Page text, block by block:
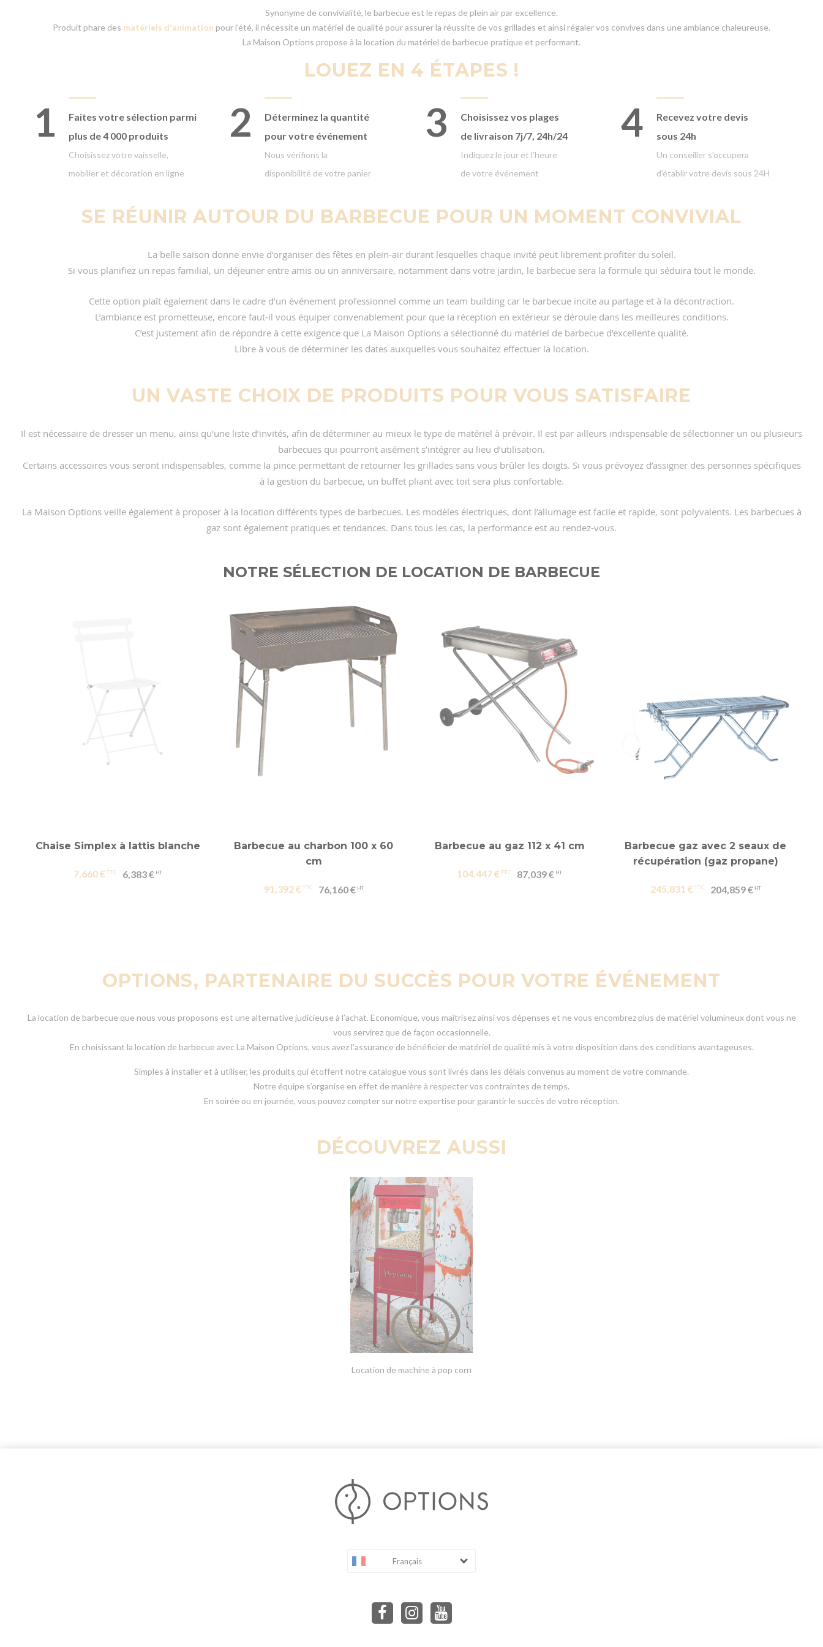
Synonyme de convivialité, le barbecue est le repas de plein air par excellence.
Produit phare des matériels d'animation pour l'été, il nécessite un matériel de qualité pour assurer la réussite de vos grillades et ainsi régaler vos convives dans une ambiance chaleureuse.
La Maison Options propose à la location du matériel de barbecue pratique et performant.
LOUEZ EN 4 ÉTAPES !
1 Faites votre sélection parmi
plus de 4 000 produits
Choisissez votre vaisselle,
mobilier et décoration en ligne
2
Déterminez la quantité
pour votre événement
Nous vérifions la
disponibilité de votre panier
3
Choisissez vos plages
de livraison 7j/7, 24h/24
Indiquez le jour et l’heure
de votre événement
4
Recevez votre devis
sous 24h
Un conseiller s'occupera
d'établir votre devis sous 24H
SE RÉUNIR AUTOUR DU BARBECUE POUR UN MOMENT CONVIVIAL
La belle saison donne envie d’organiser des fêtes en plein-air durant lesquelles chaque invité peut librement profiter du soleil.
Si vous planifiez un repas familial, un déjeuner entre amis ou un anniversaire, notamment dans votre jardin, le barbecue sera la formule qui séduira tout le monde.
Cette option plaît également dans le cadre d’un événement professionnel comme un team building car le barbecue incite au partage et à la décontraction.
L’ambiance est prometteuse, encore faut-il vous équiper convenablement pour que la réception en extérieur se déroule dans les meilleures conditions.
C’est justement afin de répondre à cette exigence que La Maison Options a sélectionné du matériel de barbecue d’excellente qualité.
Libre à vous de déterminer les dates auxquelles vous souhaitez effectuer la location.
UN VASTE CHOIX DE PRODUITS POUR VOUS SATISFAIRE
Il est nécessaire de dresser un menu, ainsi qu’une liste d’invités, afin de déterminer au mieux le type de matériel à prévoir. Il est par ailleurs indispensable de sélectionner un ou plusieurs
barbecues qui pourront aisément s’intégrer au lieu d’utilisation.
Certains accessoires vous seront indispensables, comme la pince permettant de retourner les grillades sans vous brûler les doigts. Si vous prévoyez d’assigner des personnes spécifiques
à la gestion du barbecue, un buffet pliant avec toit sera plus confortable.
La Maison Options veille également à proposer à la location différents types de barbecues. Les modèles électriques, dont l’allumage est facile et rapide, sont polyvalents. Les barbecues à
gaz sont également pratiques et tendances. Dans tous les cas, la performance est au rendez-vous.
NOTRE SÉLECTION DE LOCATION DE BARBECUE
Chaise Simplex à lattis blanche
7,660 € 6,383 €
Barbecue au charbon 100 x 60
cm
91,392 € 76,160 €
Barbecue au gaz 112 x 41 cm
104,447 € 87,039 €
Barbecue gaz avec 2 seaux de
récupération (gaz propane)
245,831 € 204,859 €
OPTIONS, PARTENAIRE DU SUCCÈS POUR VOTRE ÉVÉNEMENT
La location de barbecue que nous vous proposons est une alternative judicieuse à l’achat. Economique, vous maîtrisez ainsi vos dépenses et ne vous encombrez plus de matériel volumineux dont vous ne
vous servirez que de façon occasionnelle.
En choisissant la location de barbecue avec La Maison Options, vous avez l’assurance de bénéficier de matériel de qualité mis à votre disposition dans des conditions avantageuses.
Simples à installer et à utiliser, les produits qui étoffent notre catalogue vous sont livrés dans les délais convenus au moment de votre commande.
Notre équipe s’organise en effet de manière à respecter vos contraintes de temps.
En soirée ou en journée, vous pouvez compter sur notre expertise pour garantir le succès de votre réception.
DÉCOUVREZ AUSSI
Location de machine à pop corn
Français